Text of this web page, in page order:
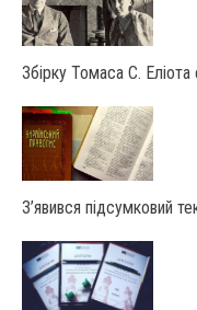
Збірку Томаса С. Еліота
З’явився підсумковий